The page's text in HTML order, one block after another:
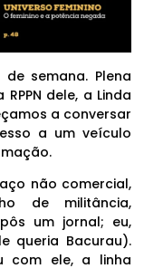
semana. Plena
dele, a Linda
a conversar
a um veículo
não comercial,
de militância,
um jornal; eu,
queria Bacurau).
com ele, a linha